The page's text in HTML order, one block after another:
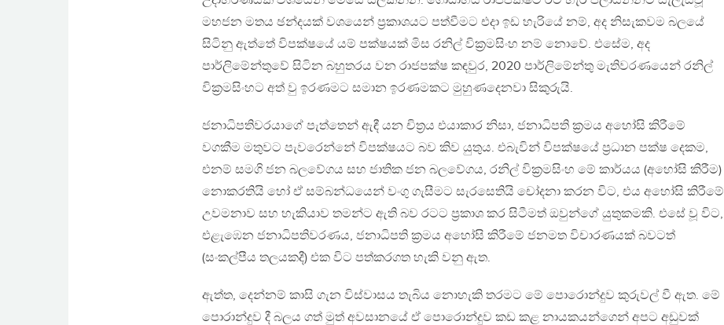
මහජන මතය ඡන්දයක් වශයෙන් ප්‍රකාශයට පත්වීමට එදා ඉඩ හැරියේ නම්, අද නිසැකවම බලයේ
සිටිනු ඇත්තේ විපක්ෂයේ යම් පක්ෂයක් මිස රනිල් වික්‍රමසිංහ නම් නොවේ. එසේම, අද
පාර්ලිමේන්තුවේ සිටින බහුතරය වන රාජපක්ෂ කඳවුර, 2020 පාර්ලිමේන්තු මැතිවරණයෙන් රනිල්
වික්‍රමසිංහට අත් වු ඉරණමට සමාන ඉරණමකට මුහුණදෙනවා සිකුරුයි.
ජනාධිපතිවරයාගේ පැත්තෙන් ඇඳී යන චිත්‍රය එයාකාර නිසා, ජනාධිපති ක්‍රමය අහෝසි කිරීමේ
වගකීම මතුවට පැවරෙන්නේ විපක්ෂයට බව කිව යුතුය. එබැවින් විපක්ෂයේ ප්‍රධාන පක්ෂ දෙකම,
එනම් සමගි ජන බලවේගය සහ ජාතික ජන බලවේගය, රනිල් වික්‍රමසිංහ මේ කාර්යය (අහෝසි කිරීම)
නොකරතියි හෝ ඒ සම්බන්ධයෙන් වංගු ගැසීමට සැරසෙතියි චෝදනා කරන විට, එය අහෝසි කිරීමේ
උවමනාව සහ හැකියාව තමන්ට ඇති බව රටට ප්‍රකාශ කර සිටීමත් ඔවුන්ගේ යුතුකමකි. එසේ වූ විට,
එළැඹෙන ජනාධිපතිවරණය, ජනාධිපති ක්‍රමය අහෝසි කිරීමේ ජනමත විචාරණයක් බවටත්
(සංකල්පීය තලයකදී) එක විට පත්කරගත හැකි වනු ඇත.
ඇත්ත, දෙන්නම් කාසි ගැන විස්වාසය තැබිය නොහැකි තරමට මේ පොරොන්දුව කුරුවල් වී ඇත. මේ
පොරාන්දුව දී බලය ගත් මුත් අවසානයේ ඒ පොරොන්දුව කඩ කළ නායකයන්ගෙන් අපට අඩුවක්